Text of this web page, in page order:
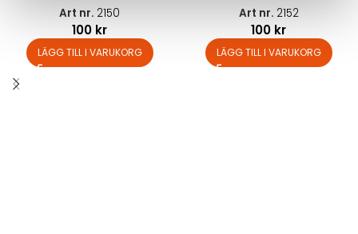
Art nr. 2150
100 kr
LÄGG TILL I VARUKORG
Art nr. 2152
100 kr
LÄGG TILL I VARUKORG